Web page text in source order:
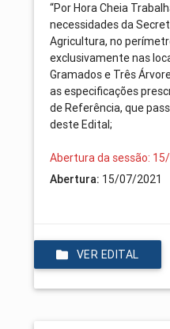
“Por Hora Cheia
necessidades da
Agricultura, no
exclusivamente nas
Gramados e Três
as especificações
de Referência, que
deste Edital;
Abertura da sessão:
Abertura: 15/07/2021
VER EDITAL